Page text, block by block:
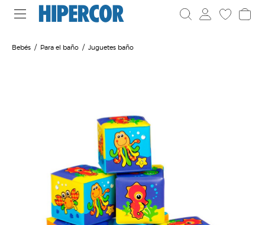
Bebés Para el baño Juguetes baño